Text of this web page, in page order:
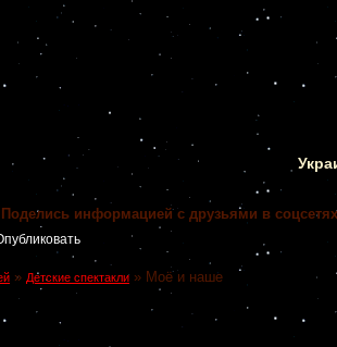
информацией с друзьями в
» Детские спектакли » Моё и наше